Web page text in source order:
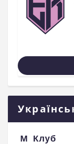
М Клуб